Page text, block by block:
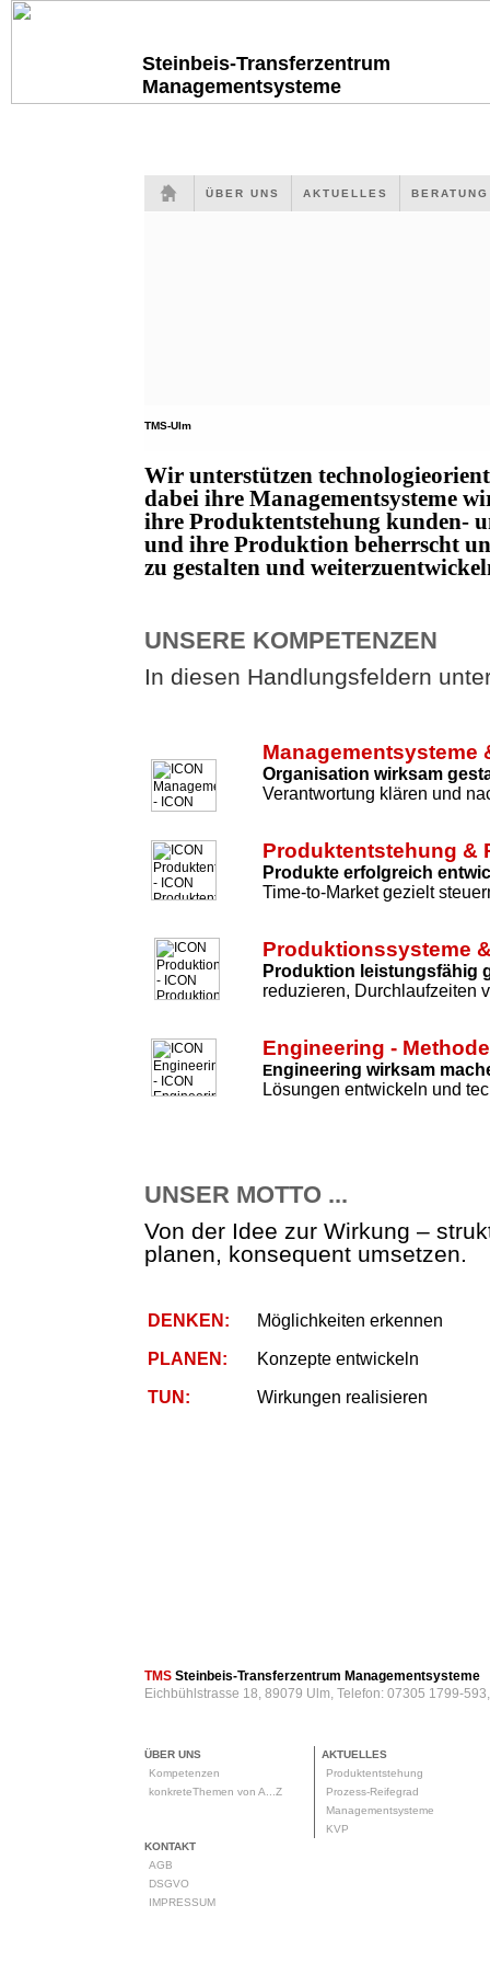
Steinbeis-Transferzentrum
Managementsysteme
ÜBER UNS AKTUELLES
TMS-Ulm
Wir unterstützen
dabei ihre Managementsysteme
ihre Produktentstehung kunden-
und ihre Produktion beherrscht
zu gestalten und
UNSERE KOMPETENZEN
In diesen Handlungsfeldern
Managementsysteme
Organisation wirksam
Verantwortung klären und
Produktentstehung &
Produkte erfolgreich
Time-to-Market gezielt
Produktionssysteme
Produktion leistungsfähig
reduzieren, Durchlaufzeiten
Engineering -
Engineering wirksam
Lösungen entwickeln und
UNSER MOTTO ...
Von der Idee zur Wirkung –
planen, konsequent umsetzen.
DENKEN: Möglichkeiten erkennen
PLANEN: Konzepte entwickeln
TUN: Wirkungen realisieren
TMS Steinbeis-Transferzentrum Managementsysteme
Eichbühlstrasse 18, 89079 Ulm, Telefon: 07305 1799-
ÜBER UNS
Kompetenzen
konkreteThemen von A...Z
AKTUELLES
Produktentstehung
Prozess-Reifegrad
Managementsysteme
KVP
KONTAKT
AGB
DSGVO
IMPRESSUM